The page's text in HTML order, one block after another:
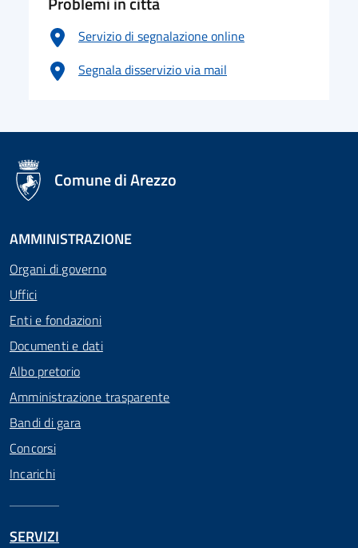
Servizio di segnalazione online
Segnala disservizio via mail
logo Unione Europea
Comune di Arezzo
AMMINISTRAZIONE
Organi di governo
Uffici
Enti e fondazioni
Documenti e dati
Albo pretorio
Amministrazione trasparente
Bandi di gara
Concorsi
Incarichi
SERVIZI